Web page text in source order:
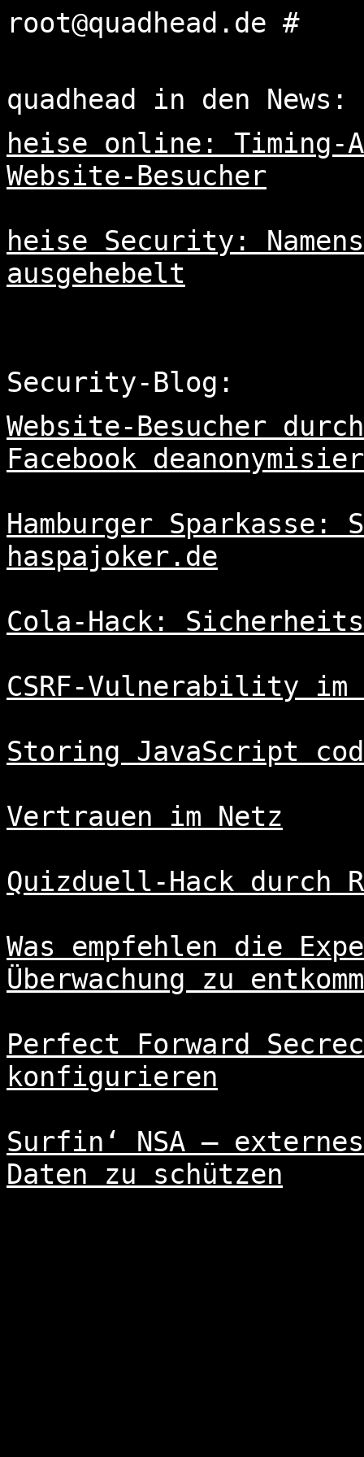
root@quadhead.de #
quadhead in den News:
heise online: Timing-
Website-Besucher
heise Security:
ausgehebelt
Security-Blog:
Website-Besucher
Facebook
Hamburger
haspajoker.de
Cola-Hack:
CSRF-Vulnerability im
Storing JavaScript
Vertrauen im Netz
Quizduell-Hack durch
Was empfehlen die
Überwachung zu
Perfect Forward
konfigurieren
Surfin‘ NSA –
Daten zu schützen